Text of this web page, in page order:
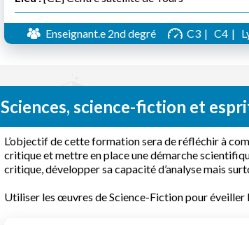
Enseignant.e 2nd degré C3 C4
Sciences, science-fiction et
L’objectif de cette formation sera de réfléchir à
critique et mettre en place une démarche
critique, développer sa capacité d’analyse mais
Utiliser les œuvres de Science-Fiction pour éveiller